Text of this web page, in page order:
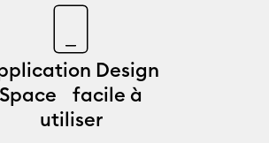
Design
Space facile à
utiliser